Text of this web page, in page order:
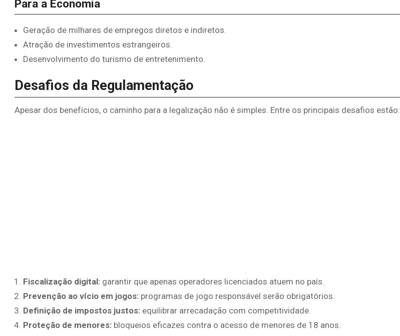
Para a Economia
Geração de milhares de empregos diretos e indiretos.
Atração de investimentos estrangeiros.
Desenvolvimento do turismo de entretenimento.
Desafios da Regulamentação
Apesar dos benefícios, o caminho para a legalização não é simples. Entre os principais desafios estão:
Fiscalização digital: garantir que apenas operadores licenciados atuem no país.
Prevenção ao vício em jogos: programas de jogo responsável serão obrigatórios.
Definição de impostos justos: equilibrar arrecadação com competitividade.
Proteção de menores: bloqueios eficazes contra o acesso de menores de 18 anos.